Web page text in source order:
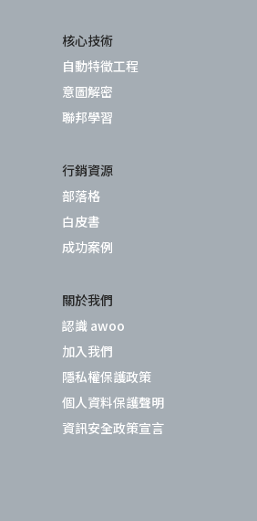
核心技術
自動特徵工程
意圖解密
聯邦學習
行銷資源
部落格
白皮書
成功案例
關於我們
認識 awoo
加入我們
隱私權保護政策
個人資料保護聲明
資訊安全政策宣言